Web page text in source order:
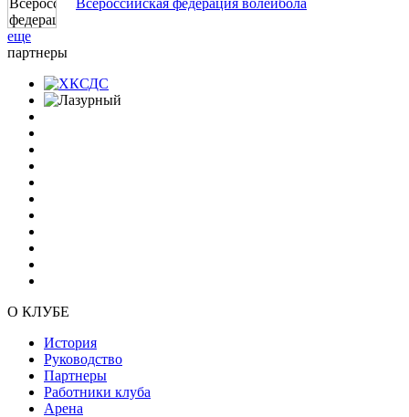
Всероссийская федерация волейбола
еще
партнеры
О КЛУБЕ
История
Руководство
Партнеры
Работники клуба
Арена